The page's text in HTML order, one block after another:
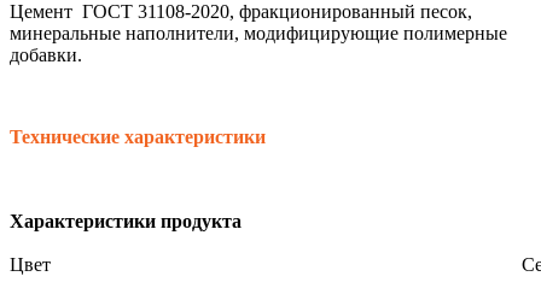
Цемент ГОСТ 31108-2020, фракционированный песок,
минеральные наполнители, модифицирующие полимерные
добавки.
Технические характеристики
Характеристики продукта
Цвет